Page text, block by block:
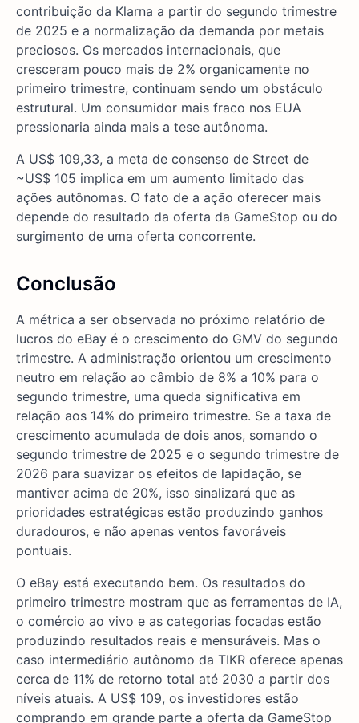
contribuição da Klarna a partir do segundo trimestre
de 2025 e a normalização da demanda por metais
preciosos. Os mercados internacionais, que
cresceram pouco mais de 2% organicamente no
primeiro trimestre, continuam sendo um obstáculo
estrutural. Um consumidor mais fraco nos EUA
pressionaria ainda mais a tese autônoma.
A US$ 109,33, a meta de consenso de Street de
~US$ 105 implica em um aumento limitado das
ações autônomas. O fato de a ação oferecer mais
depende do resultado da oferta da GameStop ou do
surgimento de uma oferta concorrente.
Conclusão
A métrica a ser observada no próximo relatório de
lucros do eBay é o crescimento do GMV do segundo
trimestre. A administração orientou um crescimento
neutro em relação ao câmbio de 8% a 10% para o
segundo trimestre, uma queda significativa em
relação aos 14% do primeiro trimestre. Se a taxa de
crescimento acumulada de dois anos, somando o
segundo trimestre de 2025 e o segundo trimestre de
2026 para suavizar os efeitos de lapidação, se
mantiver acima de 20%, isso sinalizará que as
prioridades estratégicas estão produzindo ganhos
duradouros, e não apenas ventos favoráveis
pontuais.
O eBay está executando bem. Os resultados do
primeiro trimestre mostram que as ferramentas de IA,
o comércio ao vivo e as categorias focadas estão
produzindo resultados reais e mensuráveis. Mas o
caso intermediário autônomo da TIKR oferece apenas
cerca de 11% de retorno total até 2030 a partir dos
níveis atuais. A US$ 109, os investidores estão
comprando em grande parte a oferta da GameStop